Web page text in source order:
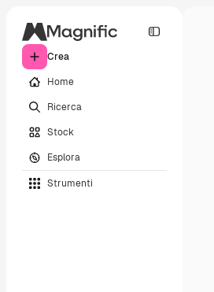
Crea
Home
Ricerca
Stock
Esplora
Strumenti